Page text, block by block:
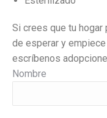
Si crees que tu hogar
de esperar y empiece
escríbenos
Nombre